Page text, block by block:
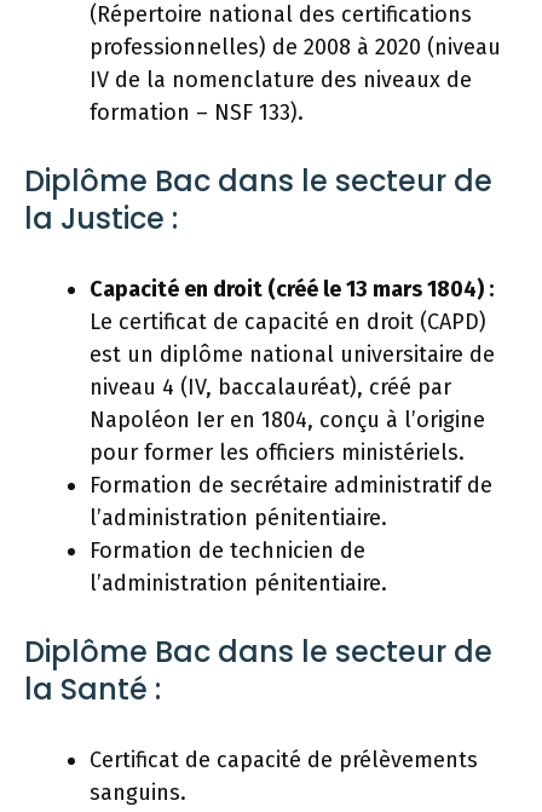
(Répertoire national des certifications
professionnelles) de 2008 à 2020 (niveau
IV de la nomenclature des niveaux de
formation – NSF 133).
Diplôme Bac dans le secteur de
la Justice :
Capacité en droit (créé le 13 mars 1804) :
Le certificat de capacité en droit (CAPD)
est un diplôme national universitaire de
niveau 4 (IV, baccalauréat), créé par
Napoléon Ier en 1804, conçu à l’origine
pour former les officiers ministériels.
Formation de secrétaire administratif de
l’administration pénitentiaire.
Formation de technicien de
l’administration pénitentiaire.
Diplôme Bac dans le secteur de
la Santé :
Certificat de capacité de prélèvements
sanguins.